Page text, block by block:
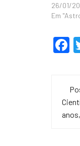
26/01/
Em
F
e
b
de